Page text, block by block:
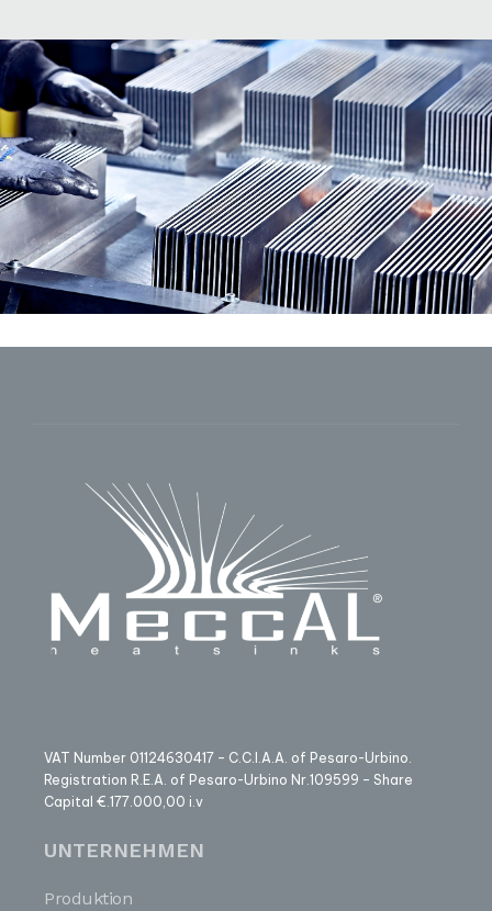
VAT Number 01124630417 – C.C.I.A.A. of Pesaro-Urbino.
Registration R.E.A. of Pesaro-Urbino Nr.109599 – Share
Capital €.177.000,00 i.v
UNTERNEHMEN
Produktion